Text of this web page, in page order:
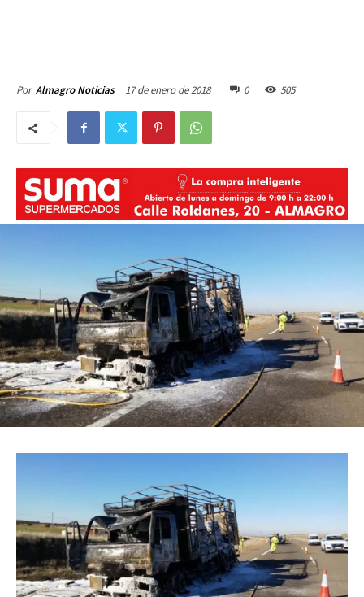
Por Almagro Noticias 17 de enero de 2018 0 505